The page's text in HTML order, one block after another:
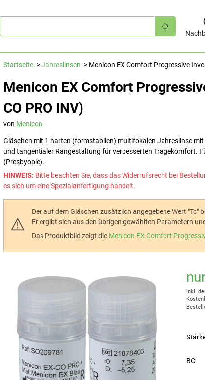
Schnellsuche
Startseite Jahreslinsen Menicon EX Comfort Progressive
Menicon EX Comfort
CO PRO INV)
von Menicon
Gläschen mit 1 harten (formstabilen) multifokalen Jahreslinse
und tangentialer Rangestaltung für verbesserten Tragekomfort.
(Presbyopie).
HINWEIS: Bitte beachten Sie, dass das Widerrufsrecht bei
es sich um eine Spezialanfertigung handelt.
Der auf dem Gläschen zusätzlich angegebene Wert "Tc"
Er ergibt sich aus den übrigen gewählten Parametern
Das Produktbild zeigt die Menicon EX Comfort
inkl.
BC